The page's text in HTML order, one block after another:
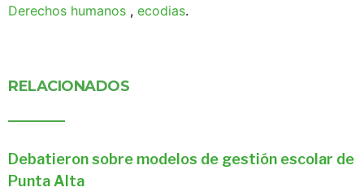
Derechos humanos , ecodias.
RELACIONADOS
Debatieron sobre modelos de gestión escolar de
Punta Alta